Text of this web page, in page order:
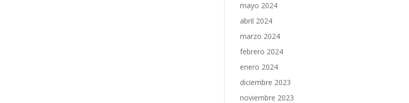
mayo 2024
abril 2024
marzo 2024
febrero 2024
enero 2024
diciembre 2023
noviembre 2023